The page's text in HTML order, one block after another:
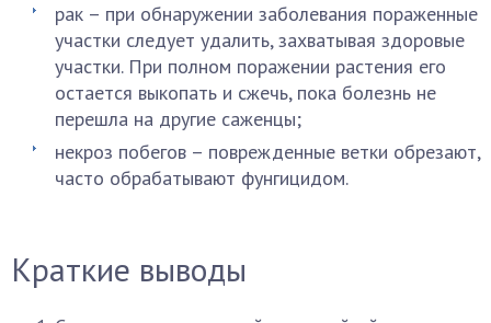
рак – при обнаружении заболевания пораженные
участки следует удалить, захватывая здоровые
участки. При полном поражении растения его
остается выкопать и сжечь, пока болезнь не
перешла на другие саженцы;
некроз побегов – поврежденные ветки обрезают,
часто обрабатывают фунгицидом.
Краткие выводы